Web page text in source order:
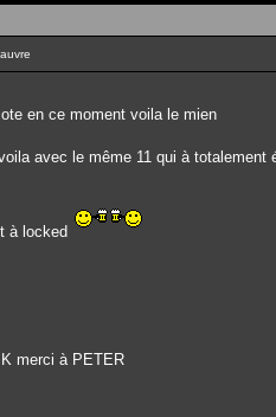
en ce moment voila le mien
avec le même 11 qui à totalement
à locked
merci à PETER